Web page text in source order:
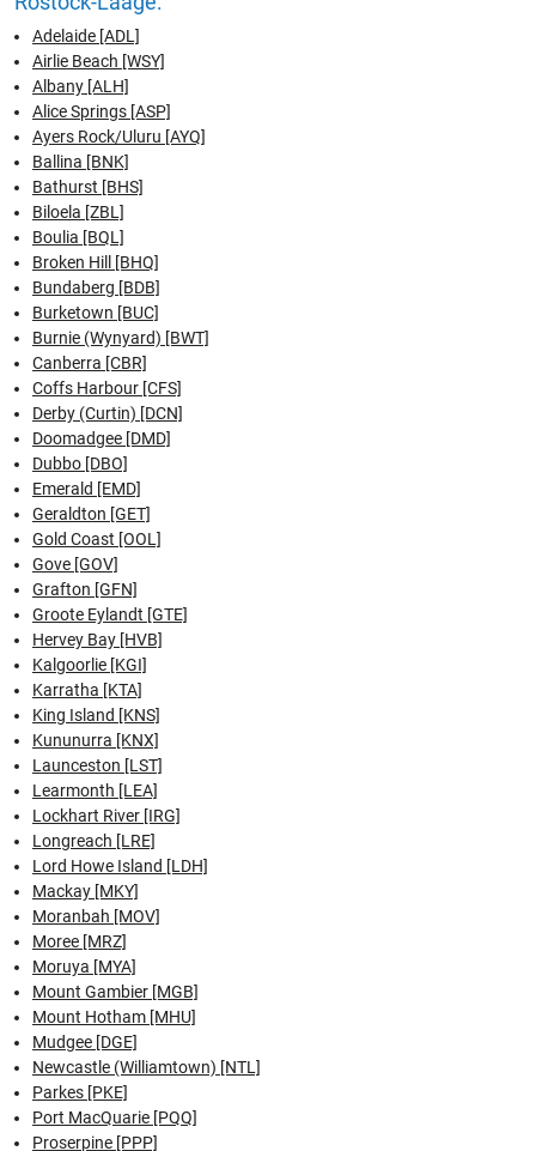
Adelaide [ADL]
Airlie Beach [WSY]
Albany [ALH]
Alice Springs [ASP]
Ayers Rock/Uluru [AYQ]
Ballina [BNK]
Bathurst [BHS]
Biloela [ZBL]
Boulia [BQL]
Broken Hill [BHQ]
Bundaberg [BDB]
Burketown [BUC]
Burnie (Wynyard) [BWT]
Canberra [CBR]
Coffs Harbour [CFS]
Derby (Curtin) [DCN]
Doomadgee [DMD]
Dubbo [DBO]
Emerald [EMD]
Geraldton [GET]
Gold Coast [OOL]
Gove [GOV]
Grafton [GFN]
Groote Eylandt [GTE]
Hervey Bay [HVB]
Kalgoorlie [KGI]
Karratha [KTA]
King Island [KNS]
Kununurra [KNX]
Launceston [LST]
Learmonth [LEA]
Lockhart River [IRG]
Longreach [LRE]
Lord Howe Island [LDH]
Mackay [MKY]
Moranbah [MOV]
Moree [MRZ]
Moruya [MYA]
Mount Gambier [MGB]
Mount Hotham [MHU]
Mudgee [DGE]
Newcastle (Williamtown) [NTL]
Parkes [PKE]
Port MacQuarie [PQQ]
Proserpine [PPP]